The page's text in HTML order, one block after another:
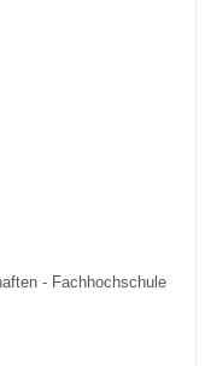
- Fachhochschule